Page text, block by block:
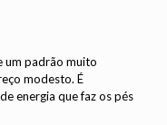
um padrão muito
modesto. É
energia que faz os pés